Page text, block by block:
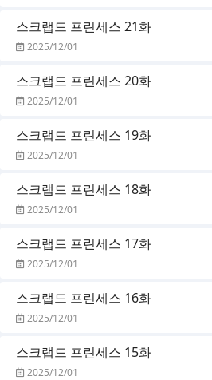
스크랩드 프린세스 21화
2025/12/01
스크랩드 프린세스 20화
2025/12/01
스크랩드 프린세스 19화
2025/12/01
스크랩드 프린세스 18화
2025/12/01
스크랩드 프린세스 17화
2025/12/01
스크랩드 프린세스 16화
2025/12/01
스크랩드 프린세스 15화
2025/12/01